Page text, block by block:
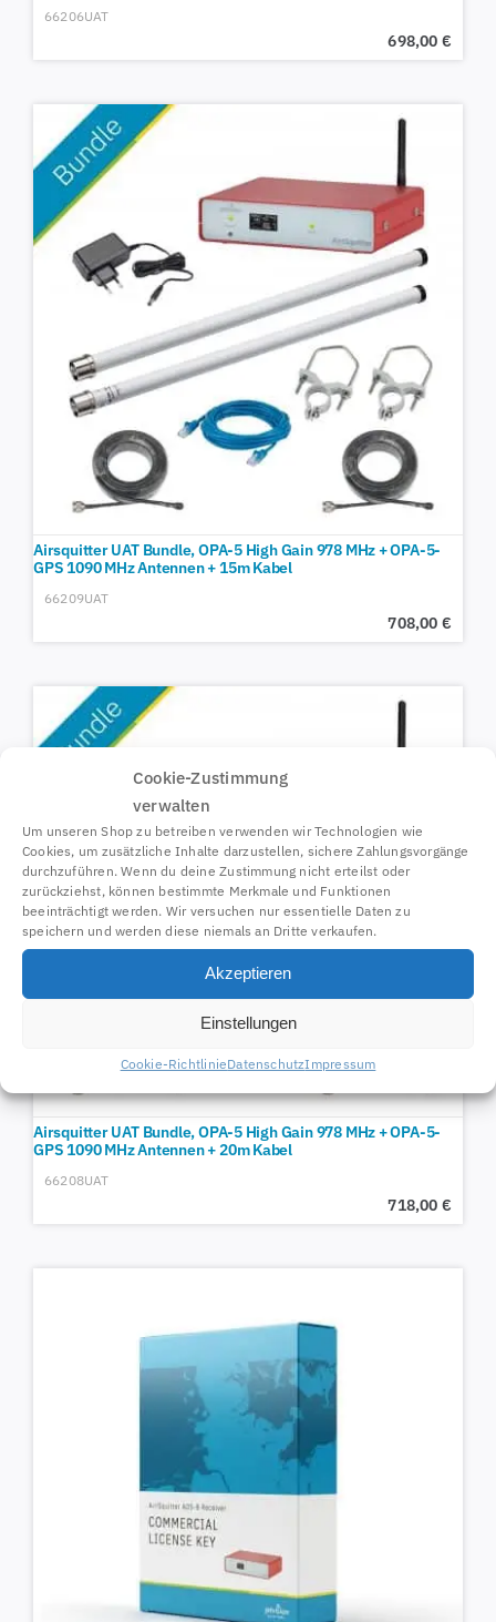
Cookie-Zustimmung
verwalten
Um unseren Shop zu betreiben verwenden wir Technologien wie
Cookies, um zusätzliche Inhalte darzustellen, sichere Zahlungsvorgänge
durchzuführen. Wenn du deine Zustimmung nicht erteilst oder
zurückziehst, können bestimmte Merkmale und Funktionen
beeinträchtigt werden. Wir versuchen nur essentielle Daten zu
speichern und werden diese niemals an Dritte verkaufen.
Akzeptieren
Einstellungen
Cookie-RichtlinieDatenschutzImpressum
66206UAT
698,00 €
Airsquitter UAT Bundle, OPA-5 High Gain 978 MHz + OPA-5-
GPS 1090 MHz Antennen + 15m Kabel
66209UAT
708,00 €
Airsquitter UAT Bundle, OPA-5 High Gain 978 MHz + OPA-5-
GPS 1090 MHz Antennen + 20m Kabel
66208UAT
718,00 €